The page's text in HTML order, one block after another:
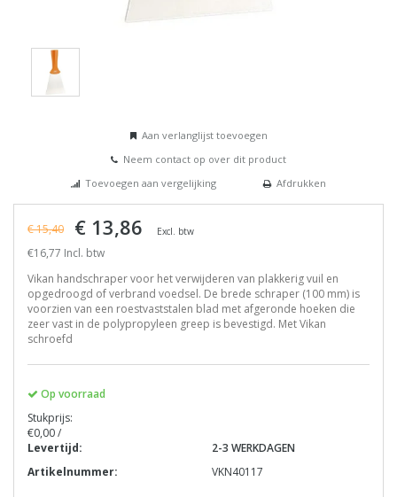
Aan verlanglijst toevoegen
Neem contact op over dit product
Toevoegen aan vergelijking
Afdrukken
€ 15,40 € 13,86 Excl. btw
€16,77 Incl. btw
Vikan handschraper voor het verwijderen van plakkerig vuil en
opgedroogd of verbrand voedsel. De brede schraper (100 mm) is
voorzien van een roestvaststalen blad met afgeronde hoeken die
zeer vast in de polypropyleen greep is bevestigd. Met Vikan
schroefd
Op voorraad
Stukprijs:
€0,00 /
Levertijd:
2-3 WERKDAGEN
Artikelnummer:
VKN40117